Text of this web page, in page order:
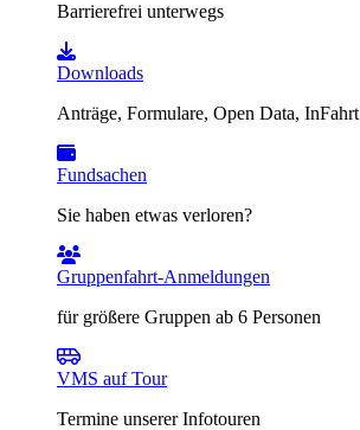
Barrierefrei unterwegs
Downloads
Anträge, Formulare, Open Data, InFahrt
Fundsachen
Sie haben etwas verloren?
Gruppenfahrt-Anmeldungen
für größere Gruppen ab 6 Personen
VMS auf Tour
Termine unserer Infotouren